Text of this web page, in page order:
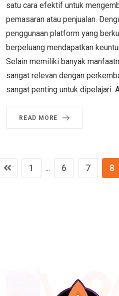
satu cara efektif untuk
pemasaran atau penjualan.
penggunaan platform yang
berpeluang mendapatkan
Selain memiliki banyak
sangat relevan dengan
sangat penting untuk dipelajari.
READ MORE
1 ... 6 7 8